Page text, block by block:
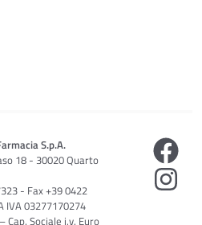
S.p.A.
18 - 30020 Quarto
- Fax +39 0422
IVA 03277170274
Cap. Sociale i.v. Euro